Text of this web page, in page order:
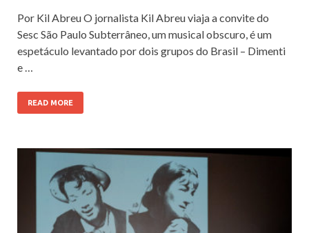
Por Kil Abreu O jornalista Kil Abreu viaja a convite do
Sesc São Paulo Subterrâneo, um musical obscuro, é um
espetáculo levantado por dois grupos do Brasil – Dimenti
e …
READ MORE